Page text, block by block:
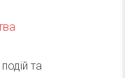
та